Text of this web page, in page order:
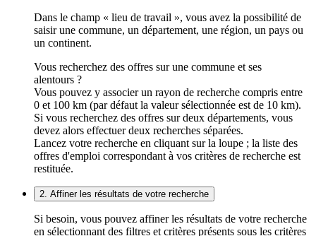
Dans le champ « lieu de travail », vous avez la possibilité de
saisir une commune, un département, une région, un pays ou
un continent.
Vous recherchez des offres sur une commune et ses
alentours ?
Vous pouvez y associer un rayon de recherche compris entre
0 et 100 km (par défaut la valeur sélectionnée est de 10 km).
Si vous recherchez des offres sur deux départements, vous
devez alors effectuer deux recherches séparées.
Lancez votre recherche en cliquant sur la loupe ; la liste des
offres d'emploi correspondant à vos critères de recherche est
restituée.
2. Affiner les résultats de votre recherche
Si besoin, vous pouvez affiner les résultats de votre recherche
en sélectionnant des filtres et critères présents sous les critères